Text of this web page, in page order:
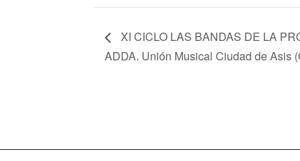
XI CICLO LAS BANDAS DE LA
ADDA. Unión Musical Ciudad de Asis
Mapa web Política de Privacidad